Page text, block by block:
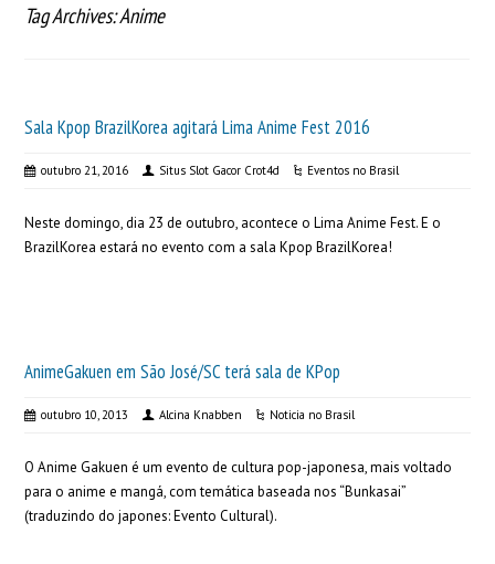
Tag Archives: Anime
Sala Kpop BrazilKorea agitará Lima Anime Fest 2016
outubro 21, 2016 Situs Slot Gacor Crot4d Eventos no Brasil
Neste domingo, dia 23 de outubro, acontece o Lima Anime Fest. E o
BrazilKorea estará no evento com a sala Kpop BrazilKorea!
AnimeGakuen em São José/SC terá sala de KPop
outubro 10, 2013 Alcina Knabben Noticia no Brasil
O Anime Gakuen é um evento de cultura pop-japonesa, mais voltado
para o anime e mangá, com temática baseada nos “Bunkasai”
(traduzindo do japones: Evento Cultural).